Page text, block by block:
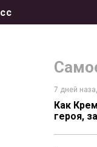
7 дней
Как
героя,